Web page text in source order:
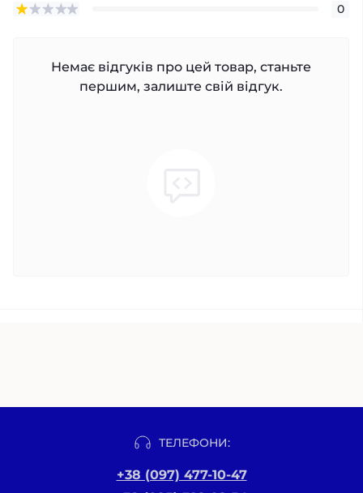
0
Немає відгуків про цей товар, станьте
першим, залиште свій відгук.
ТЕЛЕФОНИ:
+38 (097) 477-10-47